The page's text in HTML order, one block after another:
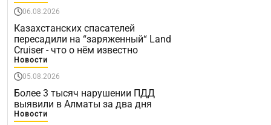
06.08.2026
Казахстанских спасателей
пересадили на “заряженный“ Land
Cruiser - что о нём известно
Новости
05.08.2026
Более 3 тысяч нарушении ПДД
выявили в Алматы за два дня
Новости